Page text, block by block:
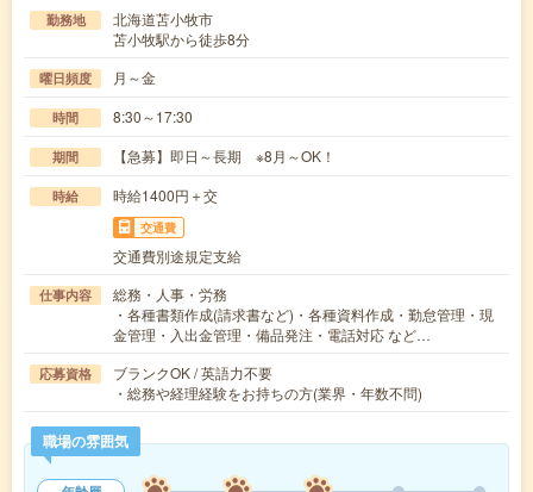
勤務地
北海道苫小牧市
苫小牧駅から徒歩8分
曜日頻度 月～金
時間 8:30～17:30
期間 【急募】即日～長期 ※8月～OK！
時給 時給1400円＋交
交通費
交通費別途規定支給
仕事内容
総務・人事・労務
・各種書類作成(請求書など)・各種資料作成・勤怠管理・現
金管理・入出金管理・備品発注・電話対応 など…
応募資格
ブランクOK / 英語力不要
・総務や経理経験をお持ちの方(業界・年数不問)
職場の雰囲気